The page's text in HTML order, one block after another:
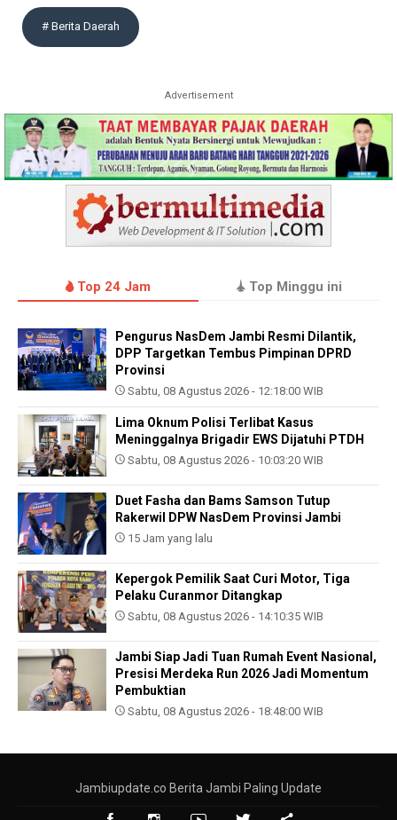
# Berita Daerah
Advertisement
Top 24 Jam Top Minggu ini
Pengurus NasDem Jambi Resmi Dilantik,
DPP Targetkan Tembus Pimpinan DPRD
Provinsi
Sabtu, 08 Agustus 2026 - 12:18:00 WIB
Lima Oknum Polisi Terlibat Kasus
Meninggalnya Brigadir EWS Dijatuhi PTDH
Sabtu, 08 Agustus 2026 - 10:03:20 WIB
Duet Fasha dan Bams Samson Tutup
Rakerwil DPW NasDem Provinsi Jambi
15 Jam yang lalu
Kepergok Pemilik Saat Curi Motor, Tiga
Pelaku Curanmor Ditangkap
Sabtu, 08 Agustus 2026 - 14:10:35 WIB
Jambi Siap Jadi Tuan Rumah Event Nasional,
Presisi Merdeka Run 2026 Jadi Momentum
Pembuktian
Sabtu, 08 Agustus 2026 - 18:48:00 WIB
Jambiupdate.co Berita Jambi Paling Update